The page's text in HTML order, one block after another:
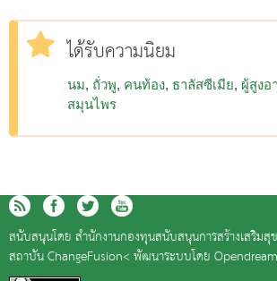
ได้รับความนิยม
นม ถั่วพู คนท้อง ธาลัสซีเมีย ผู้สูงอ
สมุนไพร
สนับสนุนโดย สำนักงานกองทุนสนับสนุนการสร้างเสริม
สถาบัน ChangeFusion<พัฒนาระบบโดย